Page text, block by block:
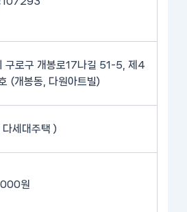
구로구 개봉로17나길 51-5, 제4
(개봉동, 다원아트빌)
세대주택 )
원